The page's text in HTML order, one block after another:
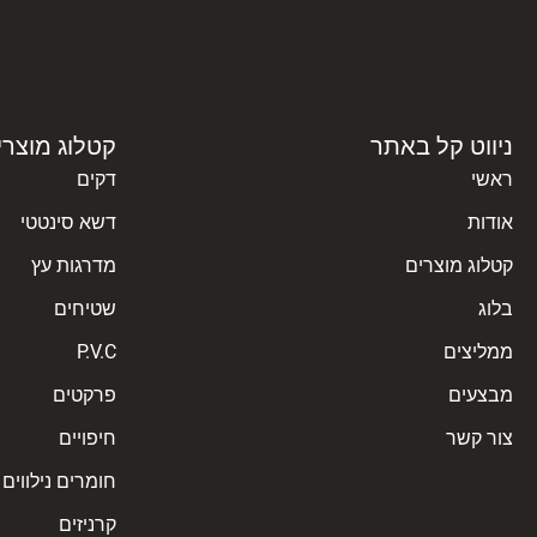
ניווט קל באתר
ראשי
אודות
קטלוג מוצרים
בלוג
ממליצים
מבצעים
צור קשר
קטלוג
דקים
דשא סינטטי
מדרגות עץ
שטיחים
P.V.C
פרקטים
חיפויים
חומרים נילווים
קרניזים